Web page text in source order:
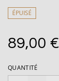
ÉPUISÉ
89,00 €
QUANTITÉ